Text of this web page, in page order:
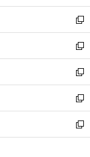
開
く
ウ
で
開
く
ン
ド
ウ
で
開
く
ウ
ィ
ン
ド
ウ
で
開
く
新
し
い
ウ
ィ
ン
ド
ウ
で
開
新
し
い
ウ
ィ
ン
ド
ウ
新
し
い
ウ
ィ
ン
新
し
い
ウ
新
し